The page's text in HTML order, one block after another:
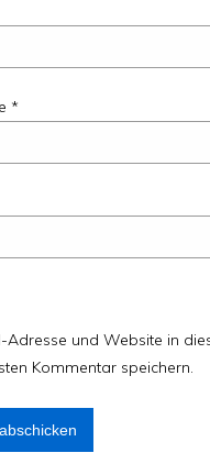
*
Adresse und Website in
Kommentar speichern.